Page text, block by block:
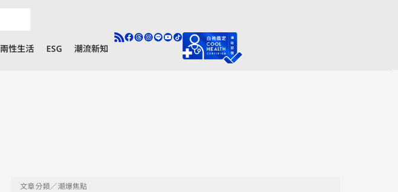
兩性生活 ESG 潮流新知
文章分類／潮爆焦點